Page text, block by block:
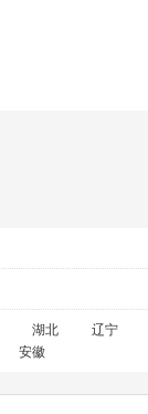
湖北 辽宁
安徽